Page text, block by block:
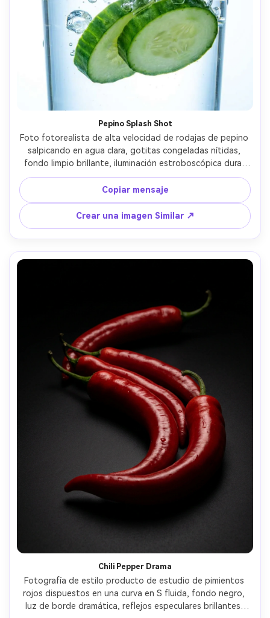
Pepino Splash Shot
Foto fotorealista de alta velocidad de rodajas de pepino
salpicando en agua clara, gotitas congeladas nítidas,
fondo limpio brillante, iluminación estroboscópica dura,
enfoque ultra nítido, fotografía comercial de estilo de
bebida, tomada en aspecto de lente de 70 mm, tonos
verdes vibrantes, reflejos brillantes- -ar 4:5
Copiar mensaje
Crear una imagen Similar ↗
Chili Pepper Drama
Fotografía de estilo producto de estudio de pimientos
rojos dispuestos en una curva en S fluida, fondo negro,
luz de borde dramática, reflejos especulares brillantes,
Crea imágenes IA
ilimitadas. 100 %
gratis!
Empieza Gratis→